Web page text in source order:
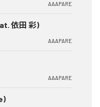
AAAPARE
依田 彩)
AAAPARE
AAAPARE